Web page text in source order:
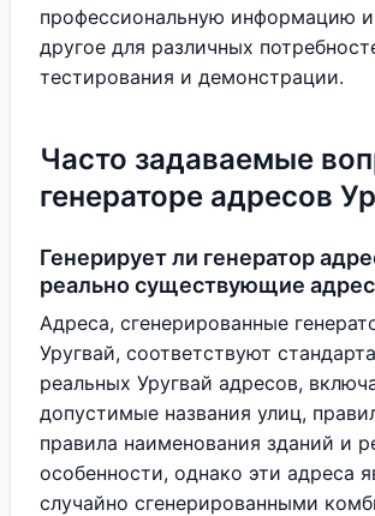
профессиональную информацию
другое для различных
тестирования и демонстрации.
Часто задаваемые
генераторе адресов
Генерирует ли генератор
реально существующие
Адреса, сгенерированные
Уругвай, соответствуют
реальных Уругвай адресов,
допустимые названия улиц,
правила наименования зданий и
особенности, однако эти адреса
случайно сгенерированными